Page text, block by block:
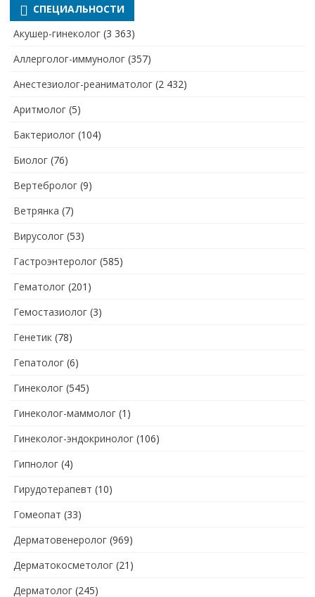
СПЕЦИАЛЬНОСТИ
Акушер-гинеколог (3 363)
Аллерголог-иммунолог (357)
Анестезиолог-реаниматолог (2 432)
Аритмолог (5)
Бактериолог (104)
Биолог (76)
Вертебролог (9)
Ветрянка (7)
Вирусолог (53)
Гастроэнтеролог (585)
Гематолог (201)
Гемостазиолог (3)
Генетик (78)
Гепатолог (6)
Гинеколог (545)
Гинеколог-маммолог (1)
Гинеколог-эндокринолог (106)
Гипнолог (4)
Гирудотерапевт (10)
Гомеопат (33)
Дерматовенеролог (969)
Дерматокосметолог (21)
Дерматолог (245)